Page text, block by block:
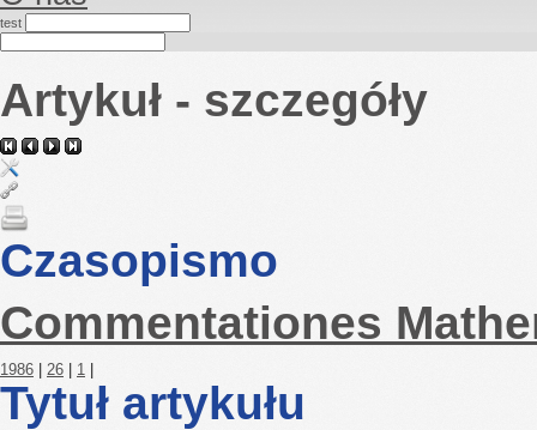
test
Artykuł - szczegóły
Czasopismo
Commentationes
1986 26 1
Tytuł artykułu